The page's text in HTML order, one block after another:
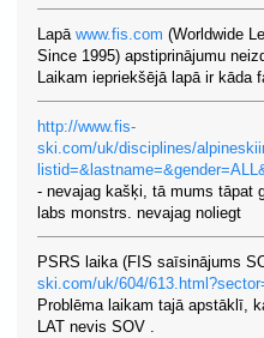
Lapā www.fis.com (Worldwide
Since 1995) apstiprinājumu
Laikam iepriekšējā lapā ir kāda
http://www.fis-
ski.com/uk/disciplines/
- nevajag kašķi, tā mums tāpat
labs monstrs. nevajag noliegt
PSRS laika (FIS saīsinājums
ski.com/uk/604/
Problēma laikam tajā apstāklī,
LAT nevis SOV .